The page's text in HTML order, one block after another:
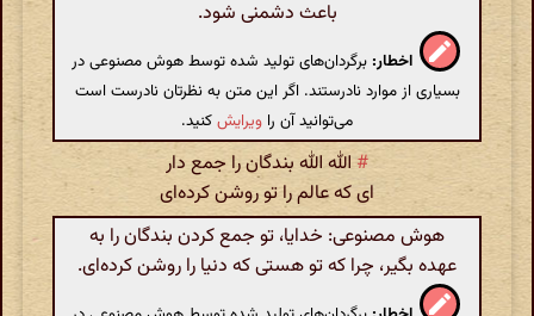
باعث دشمنی شود.
اخطار: برگردان‌های تولید شده توسط هوش مصنوعی در
بسیاری از موارد نادرستند. اگر این متن به نظرتان نادرست است
می‌توانید آن را ویرایشکنید.
# الله الله بندگان را جمع دار
ای که عالم را تو روشن کرده‌ای
هوش مصنوعی: خدایا، تو جمع کردن بندگان را به
عهده بگیر، چرا که تو هستی که دنیا را روشن کرده‌ای.